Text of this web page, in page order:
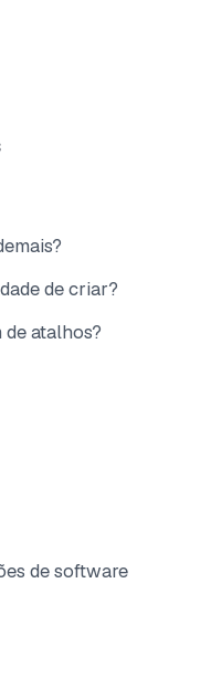
de criar?
atalhos?
de software